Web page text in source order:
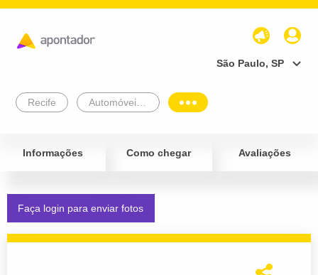
São Paulo, SP
Recife
Informações Como chegar Avaliações
Faça login para enviar fotos